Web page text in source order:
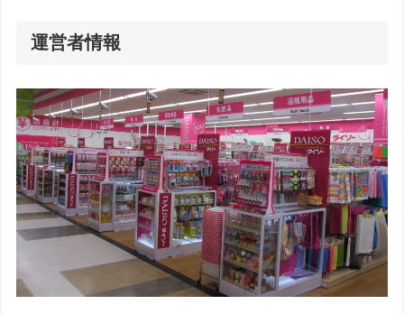
運営者情報